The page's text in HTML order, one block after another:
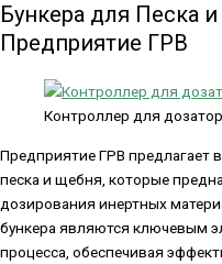
Бункера для Песка
Предприятие ГРВ
Контроллер для
Предприятие ГРВ предлагает
песка и щебня, которые
дозирования инертных
бункера являются ключевым
процесса, обеспечивая